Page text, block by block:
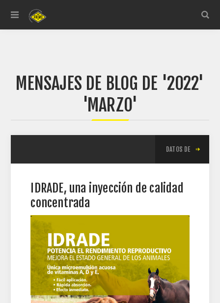
MENSAJES DE BLOG DE '2022'
'MARZO'
DATOS DE
IDRADE, una inyección de calidad
concentrada